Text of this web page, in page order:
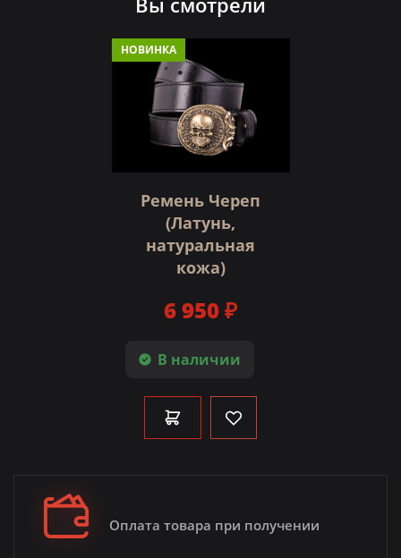
НОВИНКА
Ремень Череп
(Латунь,
натуральная
кожа)
В наличии
6 950 ₽
Оплата товара при получении